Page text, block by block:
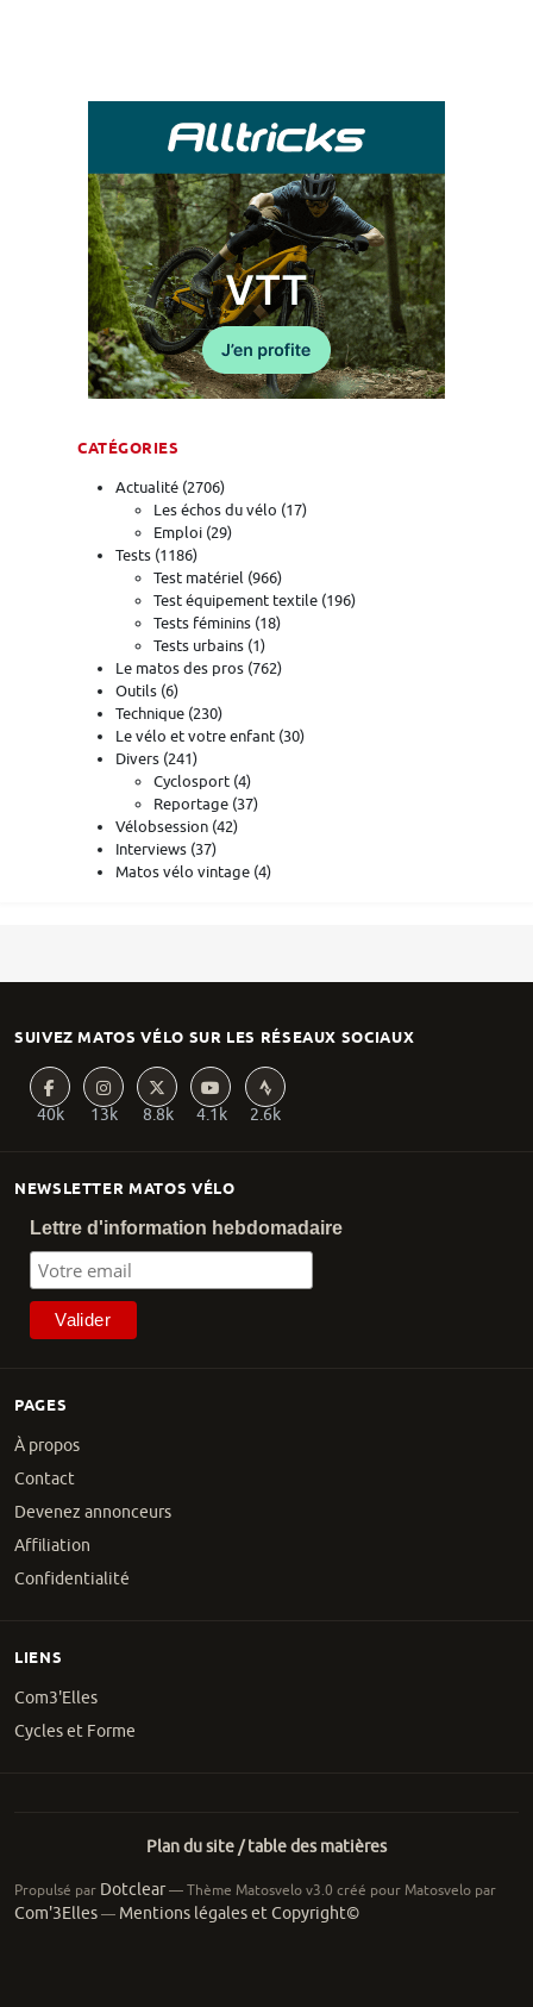
CATÉGORIES
Actualité (2706)
Les échos du vélo (17)
Emploi (29)
Tests (1186)
Test matériel (966)
Test équipement textile (196)
Tests féminins (18)
Tests urbains (1)
Le matos des pros (762)
Outils (6)
Technique (230)
Le vélo et votre enfant (30)
Divers (241)
Cyclosport (4)
Reportage (37)
Vélobsession (42)
Interviews (37)
Matos vélo vintage (4)
PAGES
À propos
Contact
Devenez annonceurs
Affiliation
Confidentialité
NEWSLETTER MATOS VÉLO
Lettre d'information hebdomadaire
SUIVEZ MATOS VÉLO SUR LES RÉSEAUX SOCIAUX
40k 13k 8.8k 4.1k 2.6k
LIENS
Com3'Elles
Cycles et Forme
Plan du site / table des matières
Propulsé par Dotclear— Thème Matosvelo v3.0 créé pour Matosvelo par
Com'3Elles— Mentions légales et Copyright©